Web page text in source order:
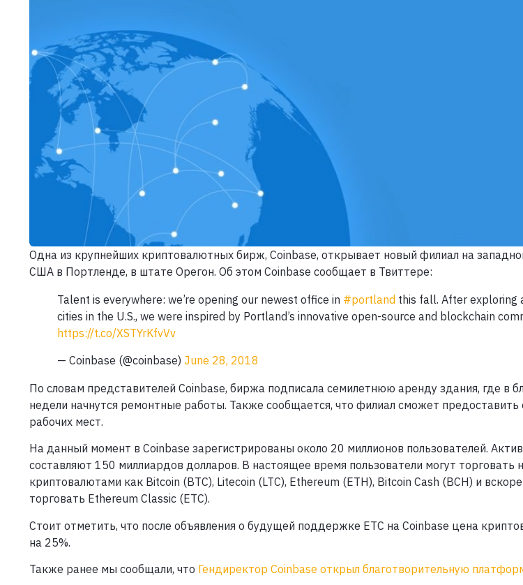
Одна из крупнейших криптовалютных бирж, Coinbase, открывает новый филиал на
США в Портленде, в штате Орегон. Об этом Coinbase сообщает в Твиттере:
Talent is everywhere: we’re opening our newest office in #portland this fall. After exploring
cities in the U.S., we were inspired by Portland’s innovative open-source and blockchain
https://t.co/XSTYrKfvVv
— Coinbase (@coinbase) June 28, 2018
По словам представителей Coinbase, биржа подписала семилетнюю аренду здания, где в
недели начнутся ремонтные работы. Также сообщается, что филиал сможет предоставить
рабочих мест.
На данный момент в Coinbase зарегистрированы около 20 миллионов пользователей.
составляют 150 миллиардов долларов. В настоящее время пользователи могут торговать
криптовалютами как Bitcoin (BTC), Litecoin (LTC), Ethereum (ETH), Bitcoin Cash (BCH) и
торговать Ethereum Classic (ETC).
Стоит отметить, что после объявления о будущей поддержке ETC на Coinbase цена
на 25%.
Также ранее мы сообщали, что Гендиректор Coinbase открыл благотворительную